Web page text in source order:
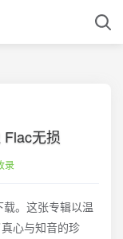
无损
录
。这张专辑以温
心与知音的珍